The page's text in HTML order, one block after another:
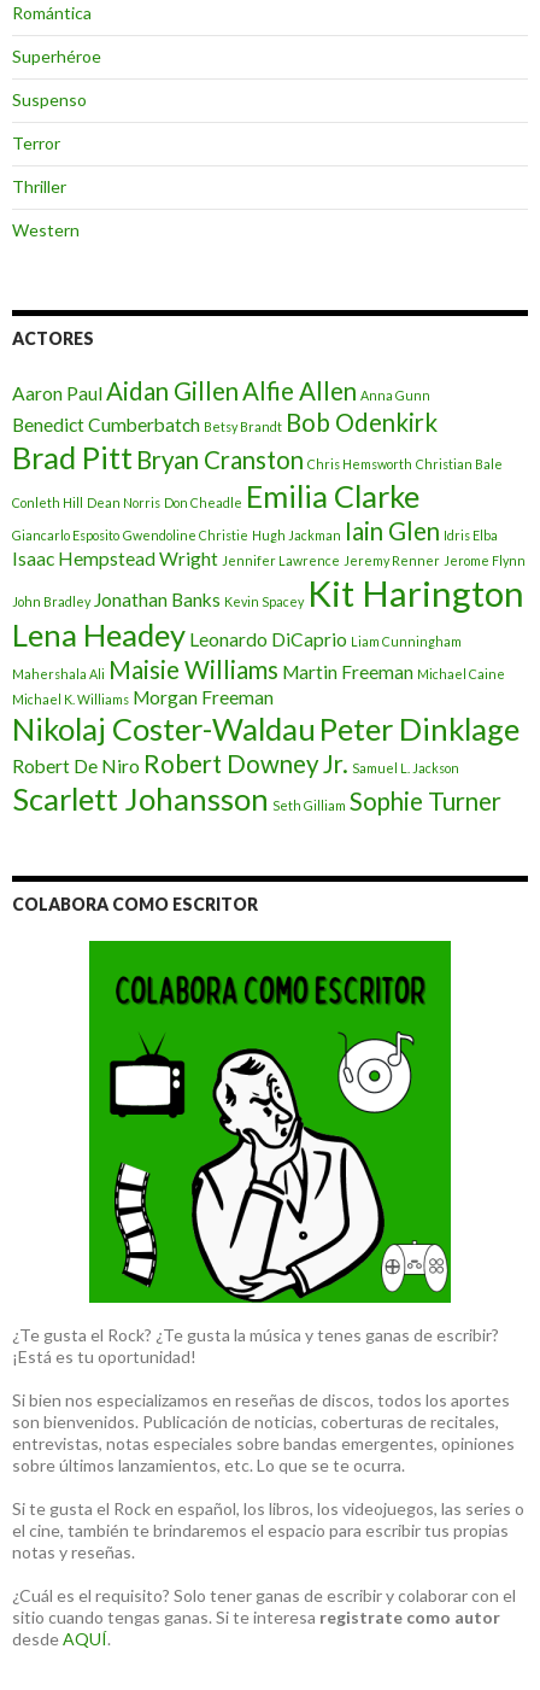
Romántica
Superhéroe
Suspenso
Terror
Thriller
Western
ACTORES
Aaron PaulAidan GillenAlfie Allen Anna Gunn
Benedict Cumberbatch Betsy Brandt Bob Odenkirk
Brad Pitt Bryan Cranston Chris Hemsworth Christian Bale
Conleth Hill Dean Norris Don Cheadle Emilia Clarke
Giancarlo Esposito Gwendoline Christie Hugh Jackman Iain Glen Idris Elba
Isaac Hempstead Wright Jennifer Lawrence Jeremy Renner Jerome Flynn
John Bradley Jonathan Banks Kevin Spacey Kit Harington
Lena Headey Leonardo DiCaprio Liam Cunningham
Mahershala Ali Maisie Williams Martin Freeman Michael Caine
Michael K. Williams Morgan Freeman
Nikolaj Coster-Waldau Peter Dinklage
Robert De Niro Robert Downey Jr. Samuel L. Jackson
Scarlett Johansson Seth Gilliam Sophie Turner
COLABORA COMO ESCRITOR
¿Te gusta el Rock? ¿Te gusta la música y tenes ganas de escribir?
¡Está es tu oportunidad!
Si bien nos especializamos en reseñas de discos, todos los aportes
son bienvenidos. Publicación de noticias, coberturas de recitales,
entrevistas, notas especiales sobre bandas emergentes, opiniones
sobre últimos lanzamientos, etc. Lo que se te ocurra.
Si te gusta el Rock en español, los libros, los videojuegos, las series o
el cine, también te brindaremos el espacio para escribir tus propias
notas y reseñas.
¿Cuál es el requisito? Solo tener ganas de escribir y colaborar con el
sitio cuando tengas ganas. Si te interesa registrate como autor
desdeAQUÍ.